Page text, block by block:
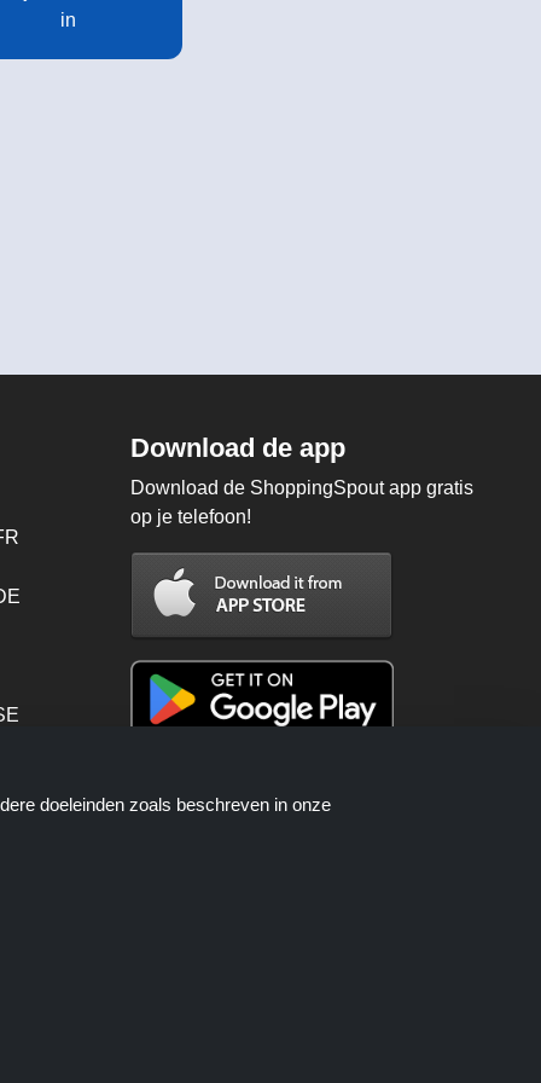
in
Download de app
Download de ShoppingSpout app gratis
op je telefoon!
beschikbaar gesteld door
doeleinden zoals beschreven in onze